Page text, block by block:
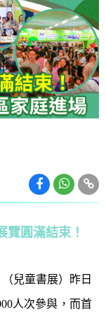
覽圓滿結束！
兒童書展）昨日
人次參與，而首